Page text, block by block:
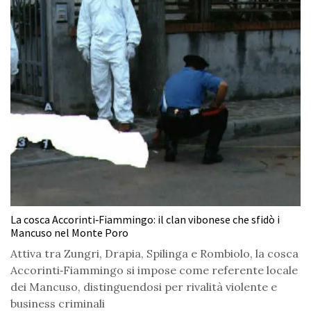
La cosca Accorinti‑Fiammingo: il clan vibonese che sfidò i
Mancuso nel Monte Poro
Attiva tra Zungri, Drapia, Spilinga e Rombiolo, la cosca
Accorinti‑Fiammingo si impose come referente locale
dei Mancuso, distinguendosi per rivalità violente e
business criminali